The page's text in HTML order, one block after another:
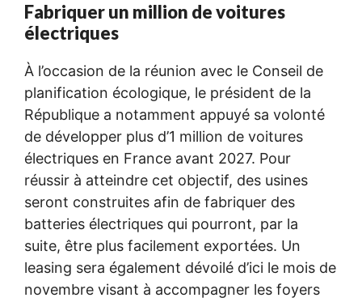
Fabriquer un million de voitures
électriques
À l’occasion de la réunion avec le Conseil de
planification écologique, le président de la
République a notamment appuyé sa volonté
de développer plus d’1 million de voitures
électriques en France avant 2027. Pour
réussir à atteindre cet objectif, des usines
seront construites afin de fabriquer des
batteries électriques qui pourront, par la
suite, être plus facilement exportées. Un
leasing sera également dévoilé d’ici le mois de
novembre visant à accompagner les foyers